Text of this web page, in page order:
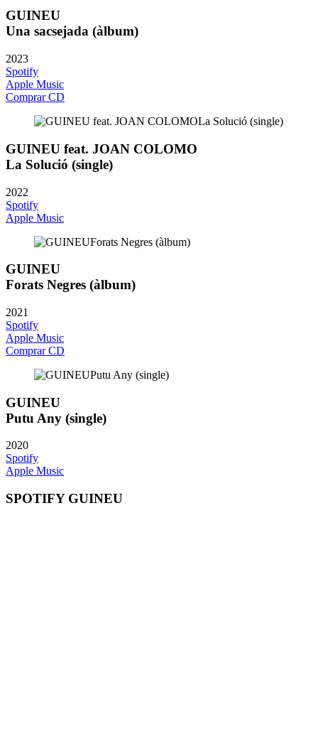
GUINEU
Una sacsejada (àlbum)
2023
Spotify
Apple Music
Comprar CD
GUINEU feat. JOAN COLOMO
La Solució (single)
2022
Spotify
Apple Music
GUINEU
Forats Negres (àlbum)
2021
Spotify
Apple Music
Comprar CD
GUINEU
Putu Any (single)
2020
Spotify
Apple Music
SPOTIFY GUINEU